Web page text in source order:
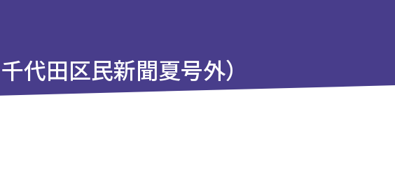
代田区民新聞夏号外）